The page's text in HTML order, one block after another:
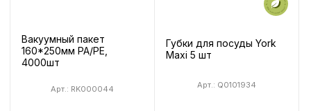
Вакуумный пакет
160*250мм РА/РE,
4000шт
Арт.: RK000044
Губки для посуды York
Maxi 5 шт
Арт.: Q0101934